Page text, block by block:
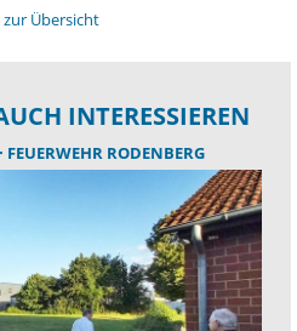
Übersicht
INTERESSIEREN
FEUERWEHR RODENBERG